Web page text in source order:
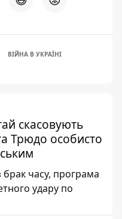
ВІЙНА В УКРАЇНІ
скасовують
Трюдо особисто
брак часу, програма
удару по